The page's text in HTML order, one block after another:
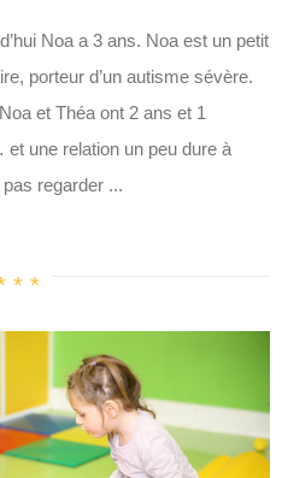
Noa a 3 ans. Noa est un petit
porteur d’un autisme sévère.
et Théa ont 2 ans et 1
une relation un peu dure à
regarder ...